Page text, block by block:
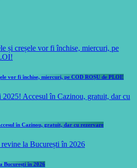
vor fi închise, miercuri, pe COD ROȘU de PLOI!
în Cazinou, gratuit, dar cu rezervare
București în 2026